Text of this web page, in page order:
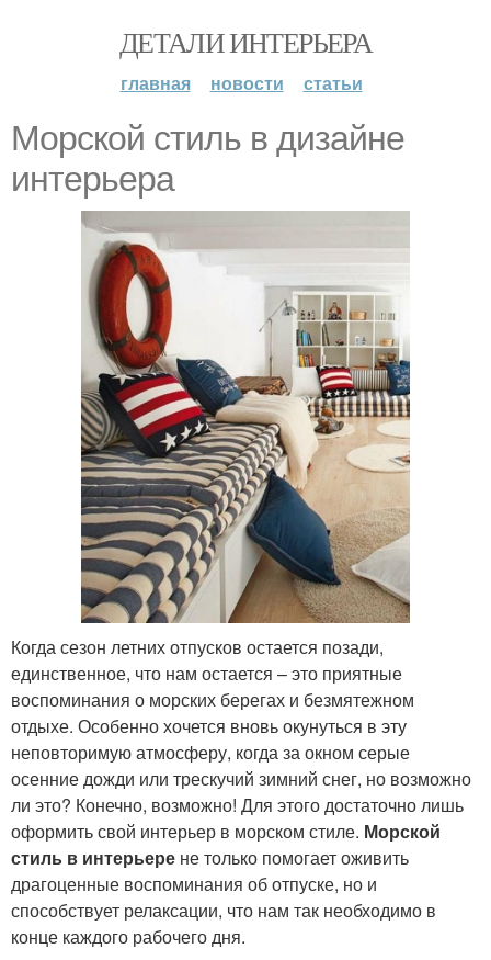
ДЕТАЛИ ИНТЕРЬЕРА
главная новости статьи
Морской стиль в дизайне
интерьера
Когда сезон летних отпусков остается позади,
единственное, что нам остается – это приятные
воспоминания о морских берегах и безмятежном
отдыхе. Особенно хочется вновь окунуться в эту
неповторимую атмосферу, когда за окном серые
осенние дожди или трескучий зимний снег, но возможно
ли это? Конечно, возможно! Для этого достаточно лишь
оформить свой интерьер в морском стиле. Морской
стиль в интерьере не только помогает оживить
драгоценные воспоминания об отпуске, но и
способствует релаксации, что нам так необходимо в
конце каждого рабочего дня.